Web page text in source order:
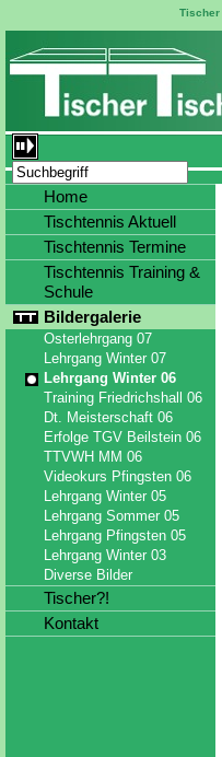
Tischer
Home
Tischtennis Aktuell
Tischtennis Termine
Tischtennis Training &
Schule
Bildergalerie
Osterlehrgang 07
Lehrgang Winter 07
Lehrgang Winter 06
Training Friedrichshall 06
Dt. Meisterschaft 06
Erfolge TGV Beilstein 06
TTVWH MM 06
Videokurs Pfingsten 06
Lehrgang Winter 05
Lehrgang Sommer 05
Lehrgang Pfingsten 05
Lehrgang Winter 03
Diverse Bilder
Tischer?!
Kontakt